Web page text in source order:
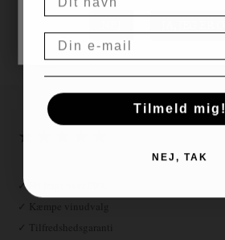
Hurtig levering, 1-3
hverdage
Gratis fragt over
999,00
✓ Fri fragt over 999,-
✓ Kæmpe vinudvalg
✓ Tilfredshedsgaranti
Email
Tilmeld mig!
NEJ, TAK